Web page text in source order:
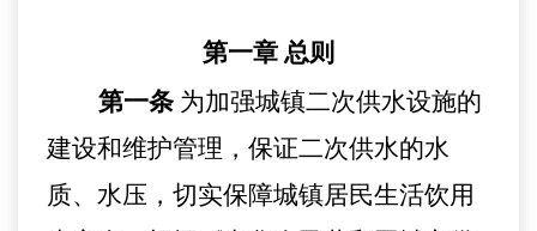
第一章 总则
第一条 为加强城镇二次供水设施的
建设和维护管理， 保证二次供水的水
质、水压，切实保障城镇居民生活饮用